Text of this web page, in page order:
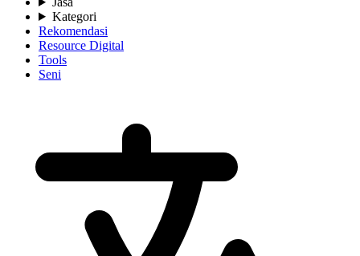
Kategori
Rekomendasi
Resource Digital
Tools
Seni